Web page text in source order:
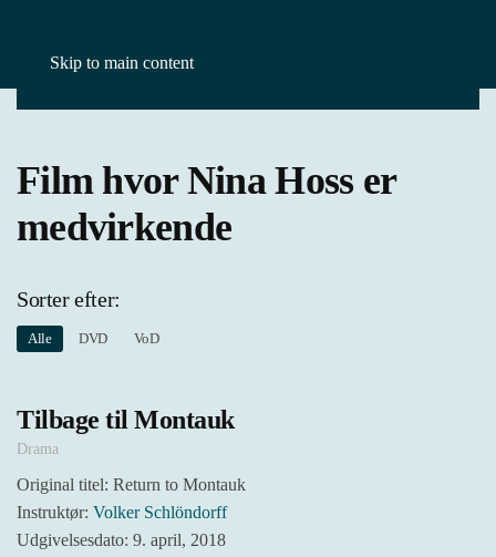
Skip to main content
Film hvor Nina Hoss er
medvirkende
Sorter efter:
Alle DVD VoD
Tilbage til Montauk
Drama
Original titel: Return to Montauk
Instruktør: Volker Schlöndorff
Udgivelsesdato: 9. april, 2018